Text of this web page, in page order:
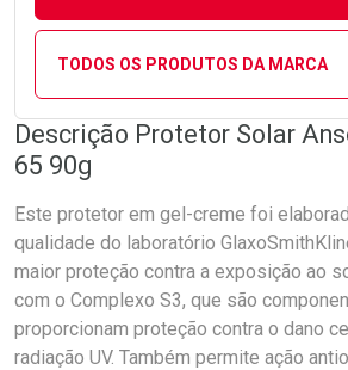
TODOS OS PRODUTOS DA MARCA
Descrição Protetor Solar
65 90g
Este protetor em gel-creme foi
qualidade do laboratório
maior proteção contra a exposição ao
com o Complexo S3, que são
proporcionam proteção contra o dano
radiação UV. Também permite ação